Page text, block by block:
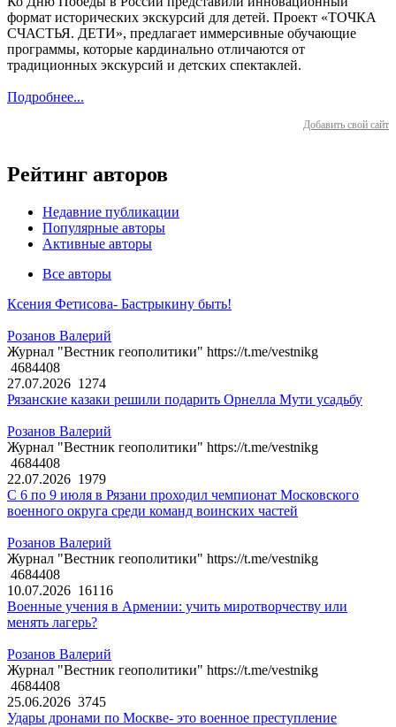
формат исторических экскурсий для детей. Проект «ТОЧКА
СЧАСТЬЯ. ДЕТИ», предлагает иммерсивные обучающие
программы, которые кардинально отличаются от
традиционных экскурсий и детских спектаклей.
Подробнее...
Добавить свой сайт
Рейтинг авторов
Недавние публикации
Популярные авторы
Активные авторы
Все авторы
Ксения Фетисова- Бастрыкину быть!
Розанов Валерий
Журнал "Вестник геополитики" https://t.me/vestnikg
4684408
27.07.2026 1274
Рязанские казаки решили подарить Орнелла Мути усадьбу
Розанов Валерий
Журнал "Вестник геополитики" https://t.me/vestnikg
4684408
22.07.2026 1979
С 6 по 9 июля в Рязани проходил чемпионат Московского
военного округа среди команд воинских частей
Розанов Валерий
Журнал "Вестник геополитики" https://t.me/vestnikg
4684408
10.07.2026 16116
Военные учения в Армении: учить миротворчеству или
менять лагерь?
Розанов Валерий
Журнал "Вестник геополитики" https://t.me/vestnikg
4684408
25.06.2026 3745
Удары дронами по Москве- это военное преступление